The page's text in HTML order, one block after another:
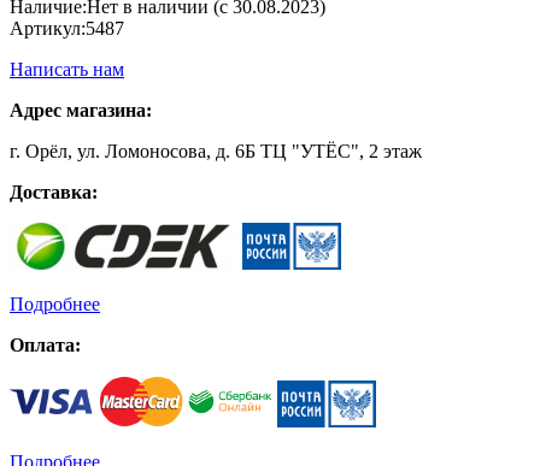
Наличие:Нет в наличии (с 30.08.2023)
Артикул:5487
Написать нам
Адрес магазина:
г. Орёл, ул. Ломоносова, д. 6Б ТЦ "УТЁС", 2 этаж
Доставка:
Подробнее
Оплата: